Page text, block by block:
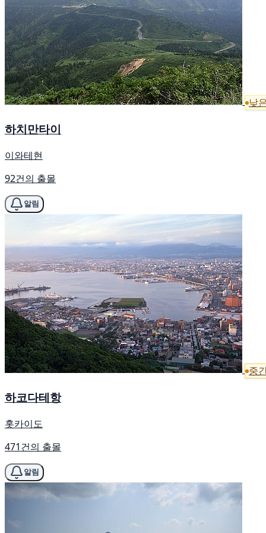
낮
하치만타이
이와테현
92건의 출몰
알림
중
하코다테항
홋카이도
471건의 출몰
알림